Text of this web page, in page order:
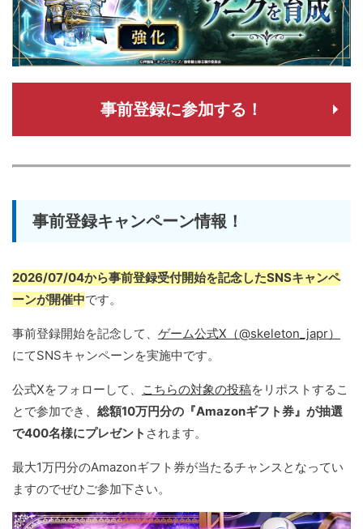
事前登録に参加する！
事前登録キャンペーン情報！
2026/07/04から事前登録受付開始を記念したSNSキャンペ
ーンが開催中です。
事前登録開始を記念して、 ゲーム公式X（@skeleton_japr）
にてSNSキャンペーンを実施中です。
公式Xをフォローして、 こちらの対象の投稿をリポストするこ
とで参加でき、 総額10万円分の『Amazonギフト券』が抽選
で400名様にプレゼント されます。
最大1万円分のAmazonギフト券が当たるチャンスとなってい
ますのでぜひご参加下さい。